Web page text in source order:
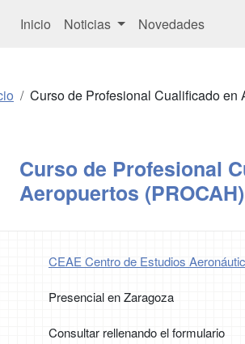
Inicio Noticias Novedades
Curso de Profesional Cualificado en
Curso de Profesional
Aeropuertos (PROCAH)
CEAE Centro de Estudios
Presencial en Zaragoza
Consultar rellenando el formulario